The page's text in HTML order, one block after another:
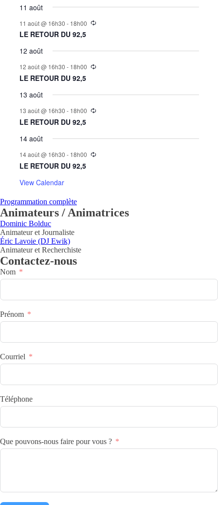
11 août
11 août @ 16h30 - 18h00
LE RETOUR DU 92,5
12 août
12 août @ 16h30 - 18h00
LE RETOUR DU 92,5
13 août
13 août @ 16h30 - 18h00
LE RETOUR DU 92,5
14 août
14 août @ 16h30 - 18h00
LE RETOUR DU 92,5
View Calendar
Programmation complète
Animateurs / Animatrices
Dominic Bolduc
Animateur et Journaliste
Éric Lavoie (DJ Ewik)
Animateur et Recherchiste
Contactez-nous
Nom
Prénom
Courriel
Téléphone
Que pouvons-nous faire pour vous ?